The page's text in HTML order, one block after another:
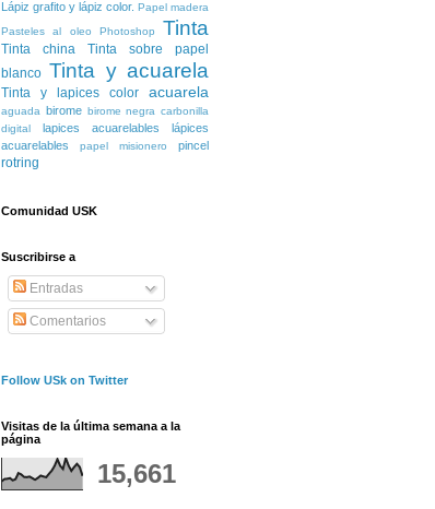
Lápiz grafito y lápiz color. Papel madera
Pasteles al oleo
Photoshop Tinta
Tinta china
Tinta sobre papel
blanco Tinta y acuarela
Tinta y lapices color acuarela
aguada birome birome negra carbonilla
digital
lapices acuarelables
lápices
acuarelables
papel misionero pincel
rotring
Comunidad USK
Suscribirse a
Entradas
Comentarios
Follow USk on Twitter
Visitas de la última semana a la
página
15,661